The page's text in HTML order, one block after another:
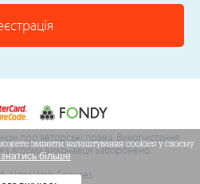
про авторські права. Використання
відома виконавця заборонено.
Akter Web Services
змінити налаштування cookies у своєму
більше